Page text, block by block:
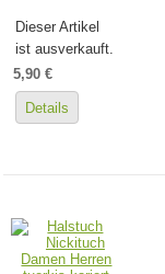
Dieser Artikel
ist ausverkauft.
5,90 €
Details